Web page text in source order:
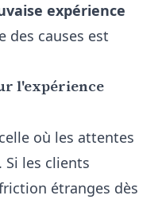
expérience
des causes est
l'expérience
où les attentes
les clients
étranges dès